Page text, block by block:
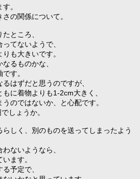
。
の関係について。
ところ、
てないようで、
も大きいです。
るものかな、
す。
はずだと思うのですが、
に着物よりも1-2cm大きく、
のではないか、と心配です。
しょうか。
しく、別のものを送ってしまったよう
ないようなら、
ます。
予定で、